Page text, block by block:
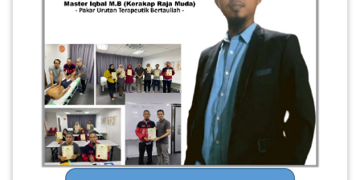
TERENGGANU(12)
SABAH(0)
SARAWAK(2)